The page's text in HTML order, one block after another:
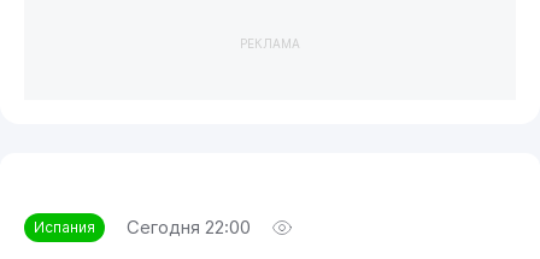
РЕКЛАМА
Испания Сегодня 22:00